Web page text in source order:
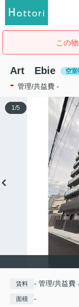
この
Art Ebie 空室
- 管理/共益費 -
1/5
賃料 - 管理/共益費 -
面積 -